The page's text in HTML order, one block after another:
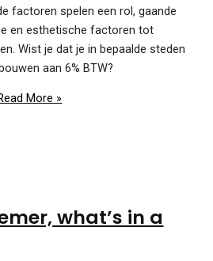
factoren spelen een rol, gaande
en esthetische factoren tot
Wist je dat je in bepaalde steden
aan 6% BTW?
More »
what’s in a